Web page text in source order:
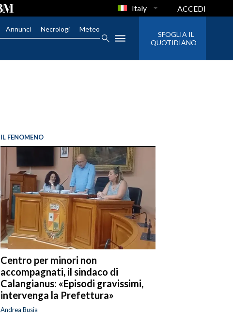
Italy ACCEDI
Annunci Necrologi Meteo
SFOGLIA IL
QUOTIDIANO
IL FENOMENO
Centro per minori non
accompagnati, il sindaco di
Calangianus: «Episodi gravissimi,
intervenga la Prefettura»
Andrea Busia